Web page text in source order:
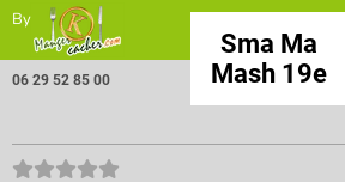
By
Sma Ma
Mash 19e
06 29 52 85 00